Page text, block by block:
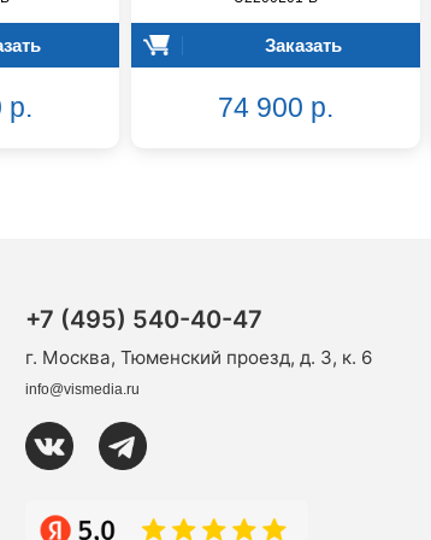
р.
Заказать
74 900 р.
+7 (495) 540-40-47
г. Москва, Тюменский проезд, д. 3, к. 6
info@vismedia.ru